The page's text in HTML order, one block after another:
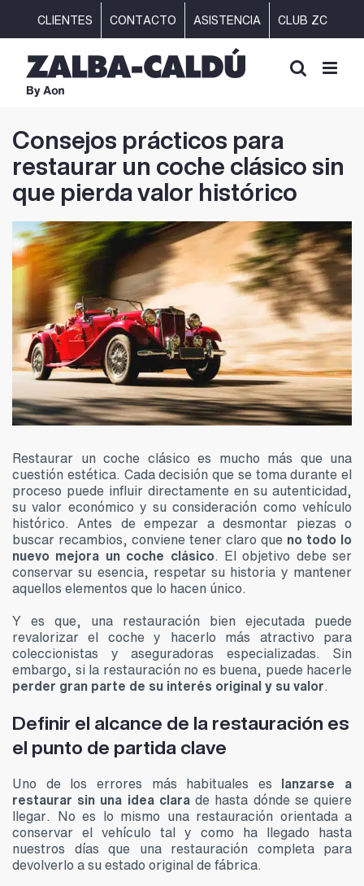
contenido
CLIENTES CONTACTO ASISTENCIA CLUB ZC
Consejos prácticos para
restaurar un coche clásico sin
que pierda valor histórico
Restaurar un coche clásico es mucho más que una
cuestión estética. Cada decisión que se toma durante el
proceso puede influir directamente en su autenticidad,
su valor económico y su consideración como vehículo
histórico. Antes de empezar a desmontar piezas o
buscar recambios, conviene tener claro que no todo lo
nuevo mejora un coche clásico. El objetivo debe ser
conservar su esencia, respetar su historia y mantener
aquellos elementos que lo hacen único.
Y es que, una restauración bien ejecutada puede
revalorizar el coche y hacerlo más atractivo para
coleccionistas y aseguradoras especializadas. Sin
embargo, si la restauración no es buena, puede hacerle
perder gran parte de su interés original y su valor.
Definir el alcance de la restauración es
el punto de partida clave
Uno de los errores más habituales es lanzarse a
restaurar sin una idea clarade hasta dónde se quiere
llegar. No es lo mismo una restauración orientada a
conservar el vehículo tal y como ha llegado hasta
nuestros días que una restauración completa para
devolverlo a su estado original de fábrica.